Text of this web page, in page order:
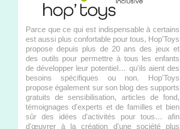
Parce que ce qui est indispensable à certains
est aussi plus confortable pour tous, Hop'Toys
propose depuis plus de 20 ans des jeux et
des outils pour permettre à tous les enfants
de développer leur potentiel… qu'ils aient des
besoins spécifiques ou non. Hop'Toys
propose également sur son blog des supports
gratuits de sensibilisation, articles de fond,
témoignages d'experts et de familles et bien
sûr des idées d'activités pour tous… afin
d'œuvrer à la création d'une société plus